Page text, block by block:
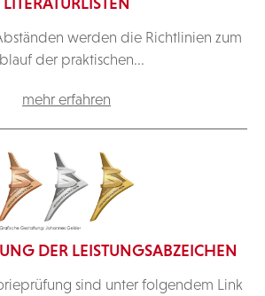
werden die Richtlinien zum
der praktischen...
mehr erfahren
DER LEISTUNGSABZEICHEN
sind unter folgendem Link